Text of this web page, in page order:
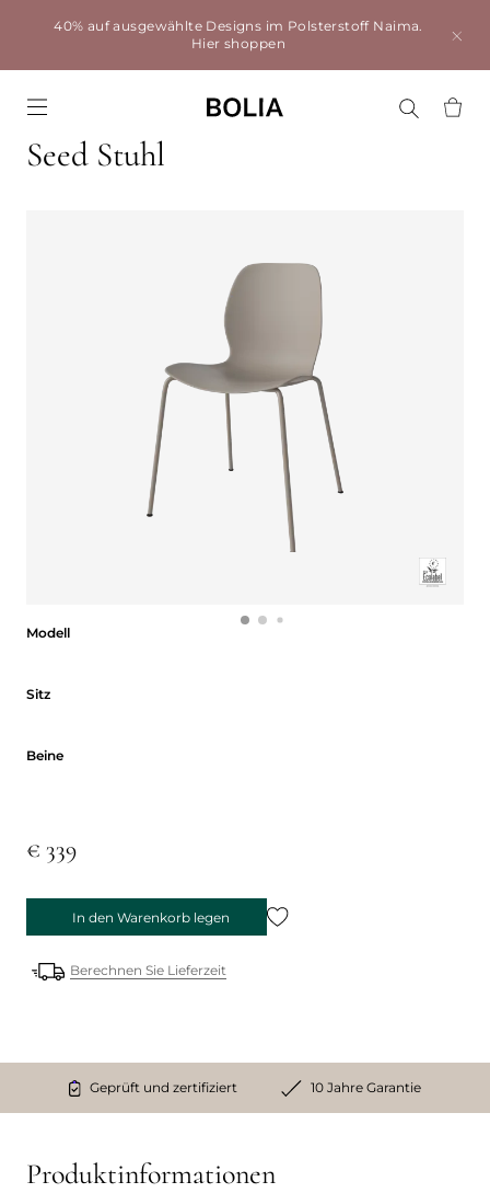
40% auf ausgewählte Designs im Polsterstoff Naima.
Hier shoppen
Seed Stuhl
Modell
Sitz
Beine
€ 339
In den Warenkorb legen
Berechnen Sie Lieferzeit
Geprüft und zertifiziert 10 Jahre Garantie
Produktinformationen